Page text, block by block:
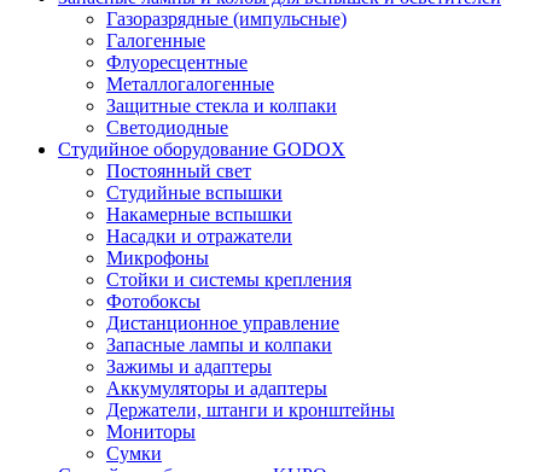
Газоразрядные (импульсные)
Галогенные
Флуоресцентные
Металлогалогенные
Защитные стекла и колпаки
Светодиодные
Студийное оборудование GODOX
Постоянный свет
Студийные вспышки
Накамерные вспышки
Насадки и отражатели
Микрофоны
Стойки и системы крепления
Фотобоксы
Дистанционное управление
Запасные лампы и колпаки
Зажимы и адаптеры
Аккумуляторы и адаптеры
Держатели, штанги и кронштейны
Мониторы
Сумки